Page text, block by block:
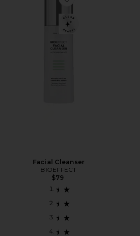
Favorite Facial Cleanser
Facial Cleanser
BIOEFFECT
$79